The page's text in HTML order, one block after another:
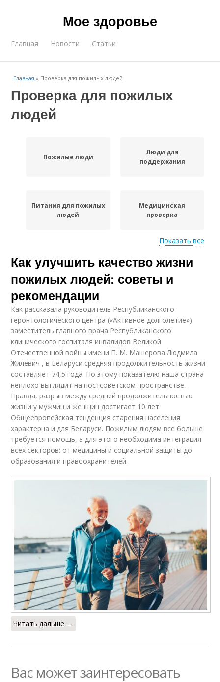
Мое здоровье
Главная Новости Статьи
Главная » Проверка для пожилых людей
Проверка для пожилых
людей
Пожилые люди
Люди для
поддержания
Питания для пожилых
людей
Медицинская
проверка
Пожилой человек
Активность для
пожилых людей
Показать все
Как улучшить качество жизни
пожилых людей: советы и
рекомендации
Как рассказала руководитель Республиканского
геронтологического центра («Активное долголетие»)
заместитель главного врача Республиканского
клинического госпиталя инвалидов Великой
Отечественной войны имени П. М. Машерова Людмила
Жилевич , в Беларуси средняя продолжительность жизни
составляет 74,5 года. По этому показателю наша страна
неплохо выглядит на постсоветском пространстве.
Правда, разрыв между средней продолжительностью
жизни у мужчин и женщин достигает 10 лет.
Общеевропейская тенденция старения населения
характерна и для Беларуси. Пожилым людям все больше
требуется помощь, а для этого необходима интеграция
всех секторов: от медицины и социальной защиты до
образования и правоохранителей.
Читать дальше →
Вас может заинтересовать